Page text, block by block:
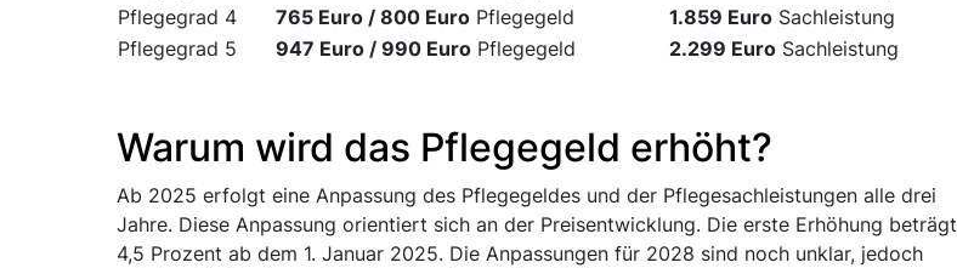
Pflegegrad 4
765 Euro / 800 Euro Pflegegeld 1.859 Euro Sachleistung
Pflegegrad 5
947 Euro / 990 Euro Pflegegeld 2.299 Euro Sachleistung
Warum wird das Pflegegeld erhöht?
Ab 2025 erfolgt eine Anpassung des Pflegegeldes und der Pflegesachleistungen alle drei
Jahre. Diese Anpassung orientiert sich an der Preisentwicklung. Die erste Erhöhung beträgt
4,5 Prozent ab dem 1. Januar 2025. Die Anpassungen für 2028 sind noch unklar, jedoch